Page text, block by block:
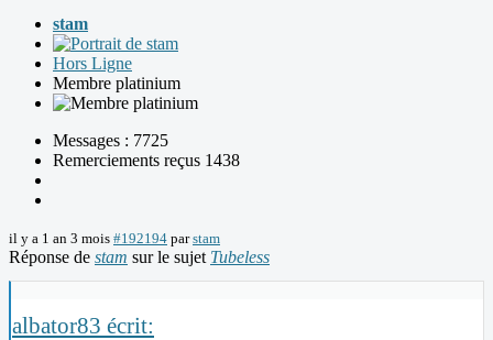
stam
Hors Ligne
Membre platinium
Messages : 7725
Remerciements reçus 1438
il y a 1 an 3 mois #192194 parstam
Réponse de stam sur le sujet Tubeless
albator83 écrit: